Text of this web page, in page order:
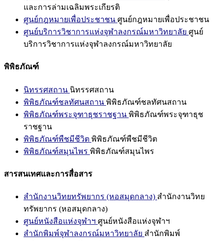
และการล่ามเฉลิมพระเกียรติ
ศูนย์กฎหมายเพื่อประชาชน ศูนย์กฎหมายเพื่อประชาชน
ศูนย์บริการวิชาการแห่งจุฬาลงกรณ์มหาวิทยาลัย ศูนย์
บริการวิชาการแห่งจุฬาลงกรณ์มหาวิทยาลัย
พิพิธภัณฑ์
นิทรรศสถาน นิทรรศสถาน
พิพิธภัณฑ์ชลทัศนสถาน พิพิธภัณฑ์ชลทัศนสถาน
พิพิธภัณฑ์พระจุฑาธุชราชฐาน พิพิธภัณฑ์พระจุฑาธุช
ราชฐาน
พิพิธภัณฑ์พืชมีชีวิต พิพิธภัณฑ์พืชมีชีวิต
พิพิธภัณฑ์สมุนไพร พิพิธภัณฑ์สมุนไพร
สารสนเทศและการสื่อสาร
สำนักงานวิทยทรัพยากร (หอสมุดกลาง) สำนักงานวิทย
ทรัพยากร (หอสมุดกลาง)
ศูนย์หนังสือแห่งจุฬาฯ ศูนย์หนังสือแห่งจุฬาฯ
สำนักพิมพ์จุฬาลงกรณ์มหาวิทยาลัย สำนักพิมพ์